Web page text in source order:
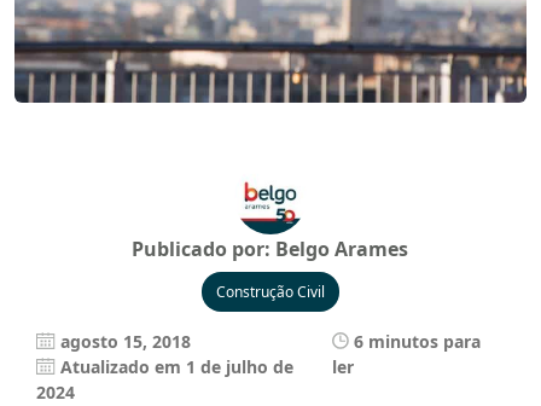
Publicado por: Belgo Arames
Construção Civil
agosto 15, 2018
Atualizado em 1 de julho de
2024
6 minutos para
ler